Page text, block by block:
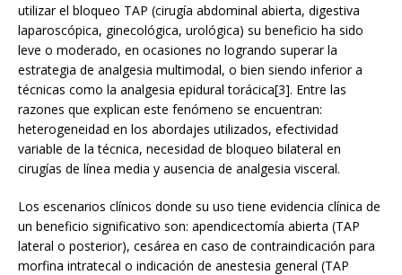
utilizar el bloqueo TAP (cirugía abdominal abierta, digestiva
laparoscópica, ginecológica, urológica) su beneficio ha sido
leve o moderado, en ocasiones no logrando superar la
estrategia de analgesia multimodal, o bien siendo inferior a
técnicas como la analgesia epidural torácica[3]. Entre las
razones que explican este fenómeno se encuentran:
heterogeneidad en los abordajes utilizados, efectividad
variable de la técnica, necesidad de bloqueo bilateral en
cirugías de línea media y ausencia de analgesia visceral.
Los escenarios clínicos donde su uso tiene evidencia clínica de
un beneficio significativo son: apendicectomía abierta (TAP
lateral o posterior), cesárea en caso de contraindicación para
morfina intratecal o indicación de anestesia general (TAP